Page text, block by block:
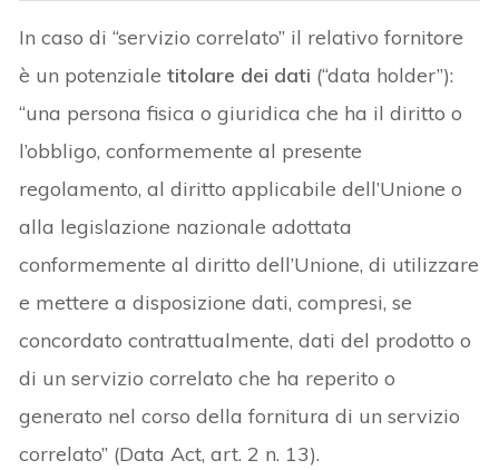
In caso di “servizio correlato” il relativo fornitore
è un potenzialetitolare dei dati (“data holder”):
“una persona fisica o giuridica che ha il diritto o
l’obbligo, conformemente al presente
regolamento, al diritto applicabile dell’Unione o
alla legislazione nazionale adottata
conformemente al diritto dell’Unione, di utilizzare
e mettere a disposizione dati, compresi, se
concordato contrattualmente, dati del prodotto o
di un servizio correlato che ha reperito o
generato nel corso della fornitura di un servizio
correlato” (Data Act, art. 2 n. 13).